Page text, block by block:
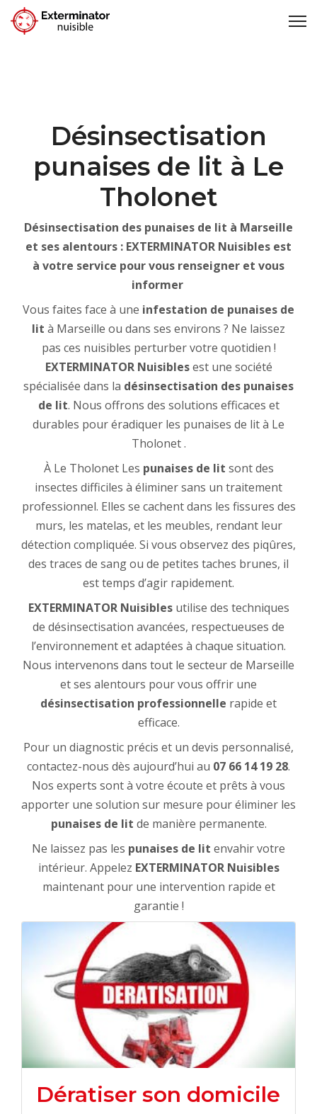
Désinsectisation
punaises de lit à Le
Tholonet
Désinsectisation des punaises de lit à Marseille
et ses alentours : EXTERMINATOR Nuisibles est
à votre service pour vous renseigner et vous
informer
Vous faites face à une infestation de punaises de
lit à Marseille ou dans ses environs ? Ne laissez
pas ces nuisibles perturber votre quotidien !
EXTERMINATOR Nuisiblesest une société
spécialisée dans la désinsectisation des punaises
de lit. Nous offrons des solutions efficaces et
durables pour éradiquer les punaises de lit à Le
Tholonet .
À Le Tholonet Les punaises de lit sont des
insectes difficiles à éliminer sans un traitement
professionnel. Elles se cachent dans les fissures des
murs, les matelas, et les meubles, rendant leur
détection compliquée. Si vous observez des piqûres,
des traces de sang ou de petites taches brunes, il
est temps d’agir rapidement.
EXTERMINATOR Nuisiblesutilise des techniques
de désinsectisation avancées, respectueuses de
l’environnement et adaptées à chaque situation.
Nous intervenons dans tout le secteur de Marseille
et ses alentours pour vous offrir une
désinsectisation professionnelle rapide et
efficace.
Pour un diagnostic précis et un devis personnalisé,
contactez-nous dès aujourd’hui au 07 66 14 19 28.
Nos experts sont à votre écoute et prêts à vous
apporter une solution sur mesure pour éliminer les
punaises de lit de manière permanente.
Ne laissez pas les punaises de lit envahir votre
intérieur. Appelez EXTERMINATOR Nuisibles
maintenant pour une intervention rapide et
garantie !
Dératiser son domicile